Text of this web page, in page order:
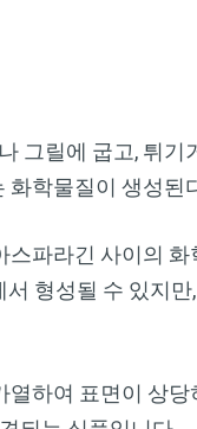
그릴에 굽고, 튀
학물질이 생성된
파라긴 사이의
형성될 수 있지
하여 표면이 상